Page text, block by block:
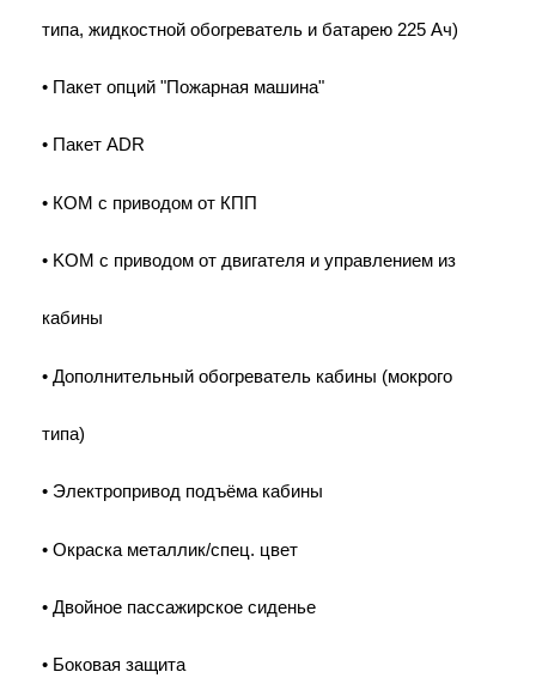
типа, жидкостной обогреватель и батарею 225 Ач)
• Пакет опций "Пожарная машина"
• Пакет ADR
• КОМ с приводом от КПП
• KOM с приводом от двигателя и управлением из
кабины
• Дополнительный обогреватель кабины (мокрого
типа)
• Электропривод подъёма кабины
• Окраска металлик/спец. цвет
• Двойное пассажирское сиденье
• Боковая защита